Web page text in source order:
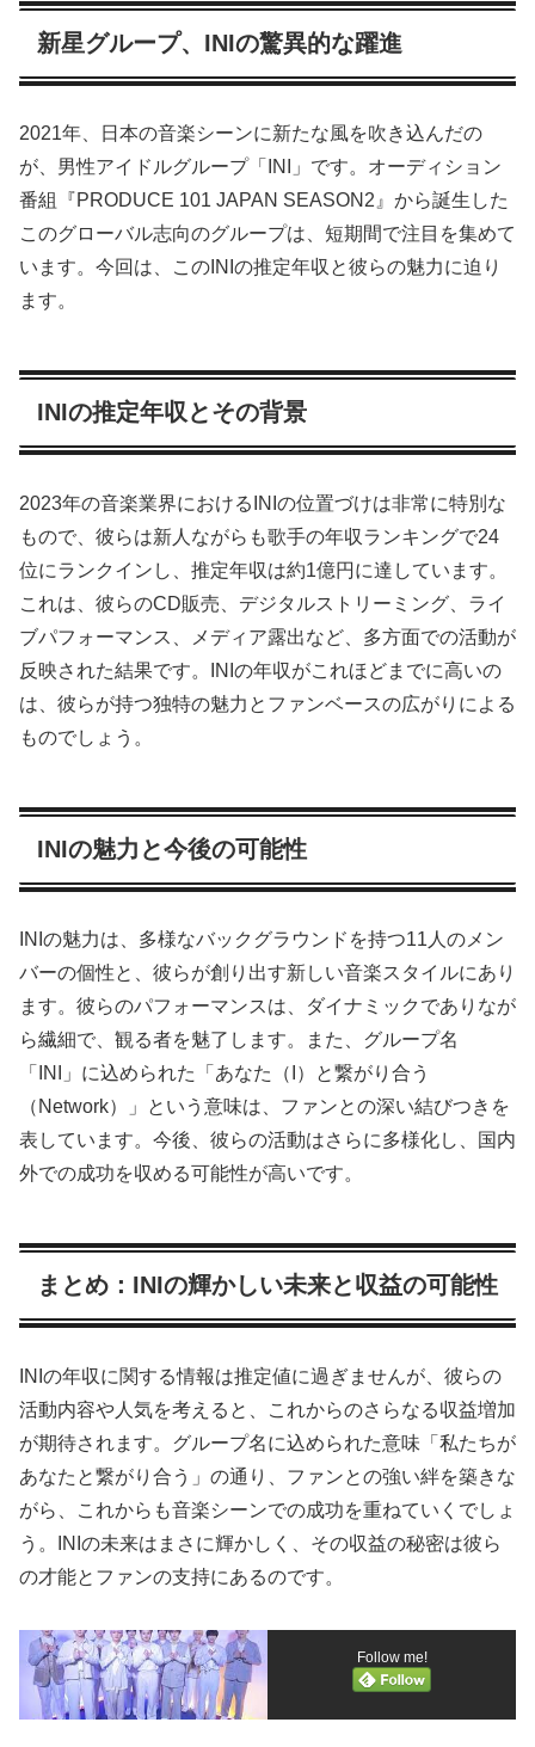
新星グループ、INIの驚異的な躍進
2021年、日本の音楽シーンに新たな風を吹き込んだの
が、男性アイドルグループ「INI」です。オーディション
番組『PRODUCE 101 JAPAN SEASON2』から誕生した
このグローバル志向のグループは、短期間で注目を集めて
います。今回は、このINIの推定年収と彼らの魅力に迫り
ます。
INIの推定年収とその背景
2023年の音楽業界におけるINIの位置づけは非常に特別な
もので、彼らは新人ながらも歌手の年収ランキングで24
位にランクインし、推定年収は約1億円に達しています。
これは、彼らのCD販売、デジタルストリーミング、ライ
ブパフォーマンス、メディア露出など、多方面での活動が
反映された結果です。INIの年収がこれほどまでに高いの
は、彼らが持つ独特の魅力とファンベースの広がりによる
ものでしょう。
INIの魅力と今後の可能性
INIの魅力は、多様なバックグラウンドを持つ11人のメン
バーの個性と、彼らが創り出す新しい音楽スタイルにあり
ます。彼らのパフォーマンスは、ダイナミックでありなが
ら繊細で、観る者を魅了します。また、グループ名
「INI」に込められた「あなた（I）と繋がり合う
（Network）」という意味は、ファンとの深い結びつきを
表しています。今後、彼らの活動はさらに多様化し、国内
外での成功を収める可能性が高いです。
まとめ：INIの輝かしい未来と収益の可能性
INIの年収に関する情報は推定値に過ぎませんが、彼らの
活動内容や人気を考えると、これからのさらなる収益増加
が期待されます。グループ名に込められた意味「私たちが
あなたと繋がり合う」の通り、ファンとの強い絆を築きな
がら、これからも音楽シーンでの成功を重ねていくでしょ
う。INIの未来はまさに輝かしく、その収益の秘密は彼ら
の才能とファンの支持にあるのです。
Follow me!